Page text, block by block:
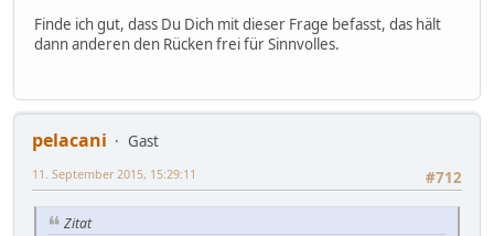
Finde ich gut, dass Du Dich mit dieser Frage befasst, das hält
dann anderen den Rücken frei für Sinnvolles.
pelacani
Gast
#712
11. September 2015, 15:29:11
Zitat